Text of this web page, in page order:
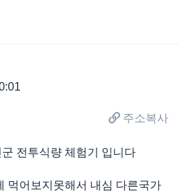
주소복사
전투식량 체험기 입니다
먹어보지못해서 내심 다른국가